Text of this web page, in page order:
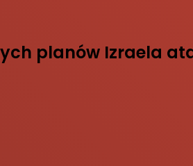
planów Izraela